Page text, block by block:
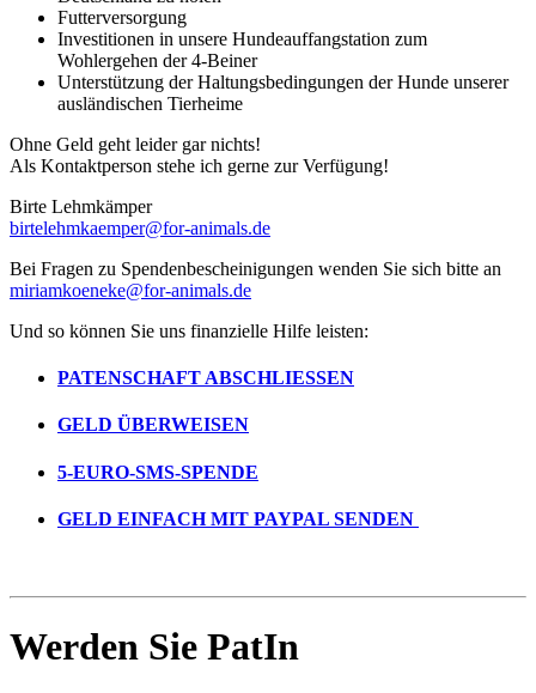
Futterversorgung
Investitionen in unsere Hundeauffangstation zum
Wohlergehen der 4-Beiner
Unterstützung der Haltungsbedingungen der Hunde unserer
ausländischen Tierheime
Ohne Geld geht leider gar nichts!
Als Kontaktperson stehe ich gerne zur Verfügung!
Birte Lehmkämper
birtelehmkaemper@for-animals.de
Bei Fragen zu Spendenbescheinigungen wenden Sie sich bitte an
miriamkoeneke@for-animals.de
Und so können Sie uns finanzielle Hilfe leisten:
PATENSCHAFT ABSCHLIESSEN
GELD ÜBERWEISEN
5-EURO-SMS-SPENDE
GELD EINFACH MIT PAYPAL SENDEN
Werden Sie PatIn